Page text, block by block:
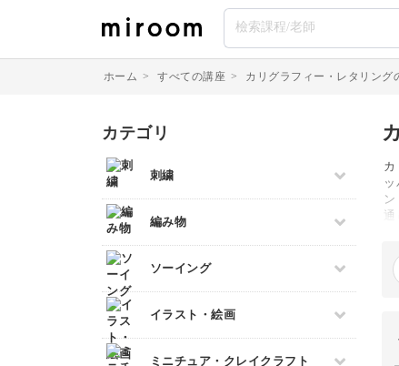
ホーム > すべての講座 > カリグラフィー・レタリング
カテゴリ
刺繍
すべて
伝統刺繍
その他刺繍
パンチニードル
刺し子
クロスステッチ
編み物
すべて
棒針編み
かぎ針編み
レース編み
ソーイング
すべて
パッチワーク
布小物
イラスト・絵画
すべて ミニチュア・クレイクラフト
カ